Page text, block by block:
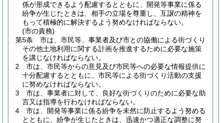
係が形成できるよう配慮するとともに、開発等事業に係る
紛争が生じたときは、相手の立場を尊重し、互譲の精神を
もって積極的に解決するよう努めなければならない。
(市の責務)
第5条
市は、市民等、事業者及び市との協働による街づくり
その他土地利用に関する計画を推進するために必要な施策
を講じなければならない。
2
市は、市民等からの意見及び市民等への必要な情報提供に
十分配慮するとともに、市民等による街づくり活動の支援
に努めなければならない。
3
市は、事業者に対して、良好な街づくりのために必要な助
言又は指導を行わなければならない。
4
市は、開発等事業に係る紛争を未然に防止するよう努める
とともに、紛争が生じたときは、迅速かつ適正な調整に努